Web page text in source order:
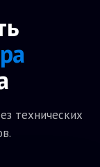
технических